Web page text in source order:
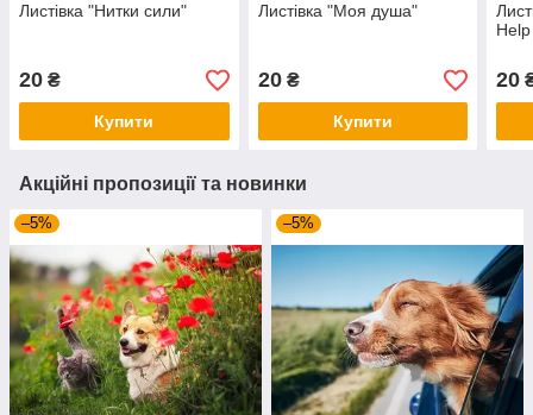
Листівка "Нитки сили"
20 ₴
Купити
Листівка "Моя душа"
20₴
Купити
20
Акційні пропозиції та новинки
–5% –5%